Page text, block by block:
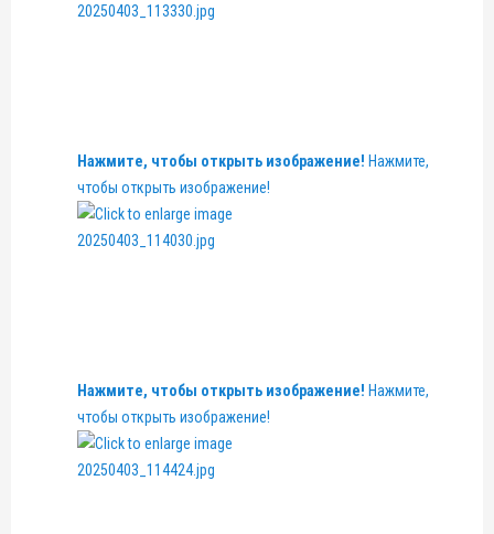
Нажмите, чтобы открыть изображение! Нажмите,
чтобы открыть изображение!
Нажмите, чтобы открыть изображение! Нажмите,
чтобы открыть изображение!